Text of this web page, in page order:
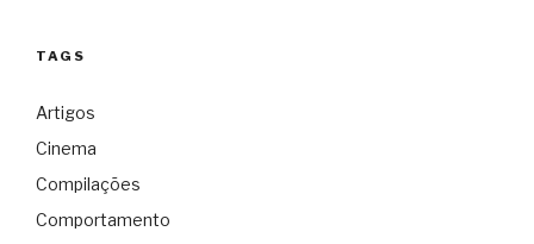
TAGS
Artigos
Cinema
Compilações
Comportamento